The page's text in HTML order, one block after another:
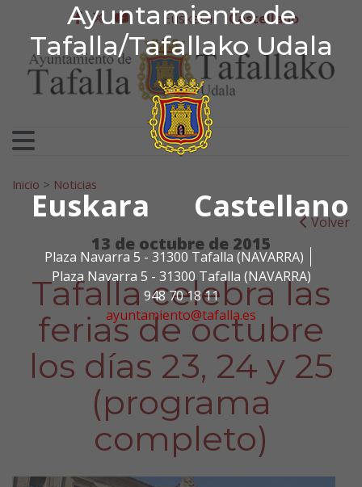
Ayuntamiento de
Tafalla/Tafallako Udala
Euskara Castellano
Plaza Navarra 5 - 31300 Tafalla (NAVARRA)
Plaza Navarra 5 - 31300 Tafalla (NAVARRA)
948 70 18 11
ayuntamiento@tafalla.es
Ir al contenido
Ayuntamiento de
facebook
twitter
youtube
Euskera Castellano
Search for:
Inicio > Noticias
Volver
13 de octubre de 2015
Tafalla celebra las
ferias de octubre
los días 23, 24 y 25
(programa
completo)